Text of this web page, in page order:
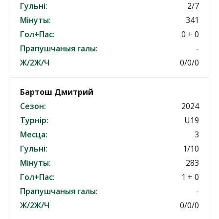
Гульні:
2/7
Мінуты:
341
Гол+Пас:
0 + 0
Прапушчаныя галы:
-
Ж/2Ж/Ч
0/0/0
Бартош Дмитрий
Сезон:
2024
Турнір:
U19
Месца:
3
Гульні:
1/10
Мінуты:
283
Гол+Пас:
1 + 0
Прапушчаныя галы:
-
Ж/2Ж/Ч
0/0/0